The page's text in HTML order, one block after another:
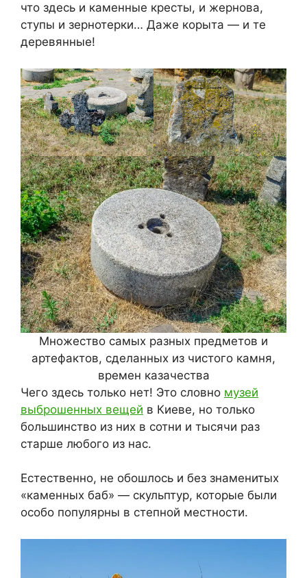
что здесь и каменные кресты, и жернова,
ступы и зернотерки… Даже корыта — и те
деревянные!
Множество самых разных предметов и
артефактов, сделанных из чистого камня,
времен казачества
Чего здесь только нет! Это словно музей
выброшенных вещей в Киеве, но только
большинство из них в сотни и тысячи раз
старше любого из нас.
Естественно, не обошлось и без знаменитых
«каменных баб» — скульптур, которые были
особо популярны в степной местности.